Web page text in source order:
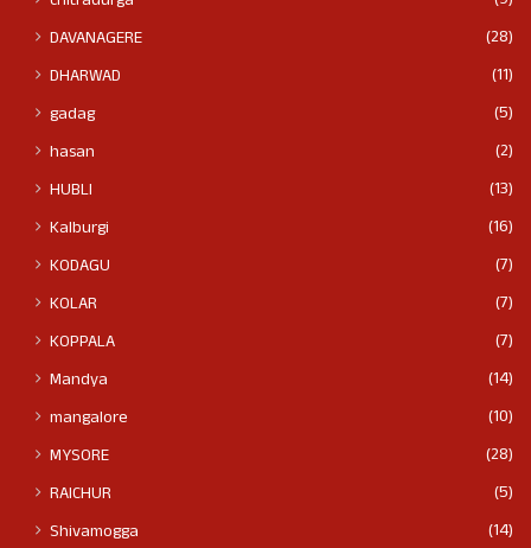
DAVANAGERE
(28)
DHARWAD
(11)
gadag
(5)
hasan
(2)
HUBLI
(13)
Kalburgi
(16)
KODAGU
(7)
KOLAR
(7)
KOPPALA
(7)
Mandya
(14)
mangalore
(10)
MYSORE
(28)
RAICHUR
(5)
Shivamogga
(14)